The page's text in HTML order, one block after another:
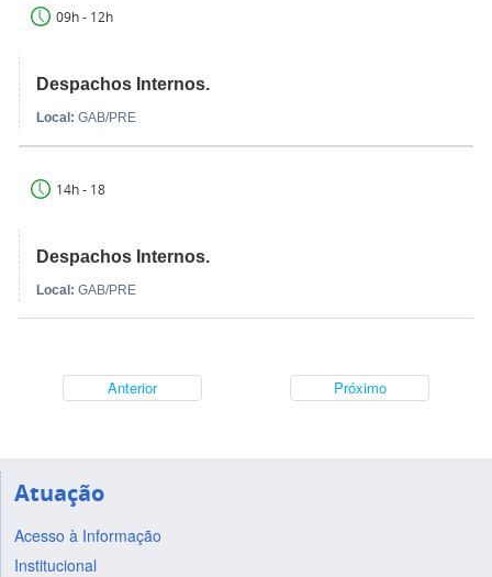
09h - 12h
Despachos Internos.
Local: GAB/PRE
14h - 18
Despachos Internos.
Local: GAB/PRE
Anterior Próximo
Atuação
Acesso à Informação
Institucional